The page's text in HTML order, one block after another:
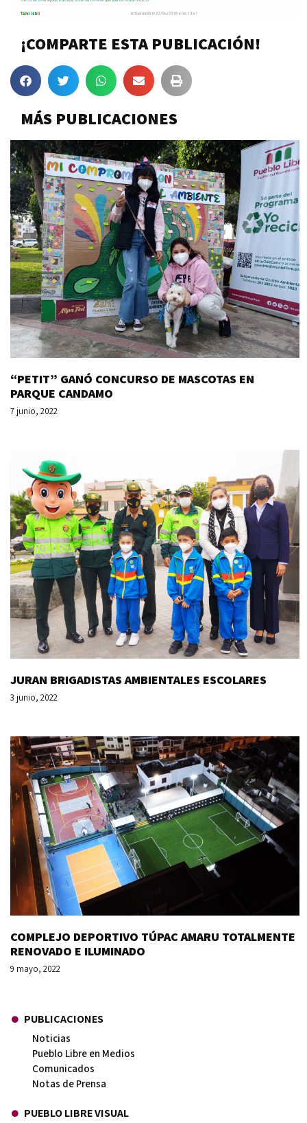
¡COMPARTE ESTA PUBLICACIÓN!
MÁS PUBLICACIONES
“PETIT” GANÓ CONCURSO DE MASCOTAS EN
PARQUE CANDAMO
7 junio, 2022
JURAN BRIGADISTAS AMBIENTALES ESCOLARES
3 junio, 2022
COMPLEJO DEPORTIVO TÚPAC AMARU TOTALMENTE
RENOVADO E ILUMINADO
9 mayo, 2022
PUBLICACIONES
Noticias
Pueblo Libre en Medios
Comunicados
Notas de Prensa
PUEBLO LIBRE VISUAL